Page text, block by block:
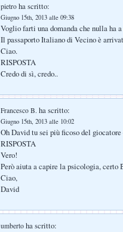
pietro ha scritto:
Giugno 15th, 2013 alle 09:38
Voglio farti una domanda che nulla ha
Il passaporto Italiano di Vecino è
Ciao.
RISPOSTA
Credo di sì, credo..
Francesco B. ha scritto:
Giugno 15th, 2013 alle 10:02
Oh David tu sei più ficoso del
RISPOSTA
Vero!
Però aiuta a capire la psicologia, certo
Ciao,
David
umberto ha scritto: